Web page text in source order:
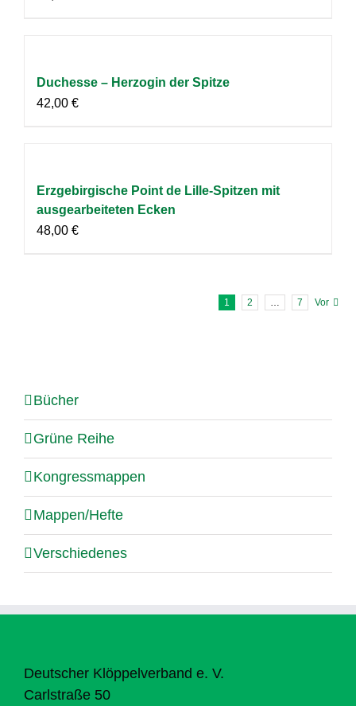
Duchesse – Herzogin der Spitze
42,00 €
Erzgebirgische Point de Lille-Spitzen mit
ausgearbeiteten Ecken
48,00 €
1 2 7 Vor
Bücher
Grüne Reihe
Kongressmappen
Mappen/Hefte
Verschiedenes
Deutscher Klöppelverband e. V.
Carlstraße 50